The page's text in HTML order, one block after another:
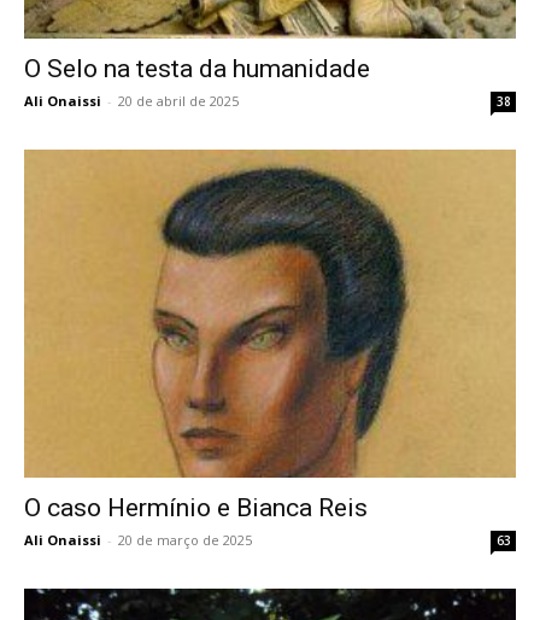
O Selo na testa da humanidade
Ali Onaissi - 20 de abril de 2025 38
O caso Hermínio e Bianca Reis
Ali Onaissi - 20 de março de 2025 63